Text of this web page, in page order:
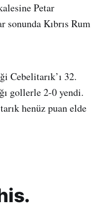
Petar
sonunda Kıbrıs Rum
Cebelitarık’ı 32.
gollerle 2-0 yendi.
henüz puan elde